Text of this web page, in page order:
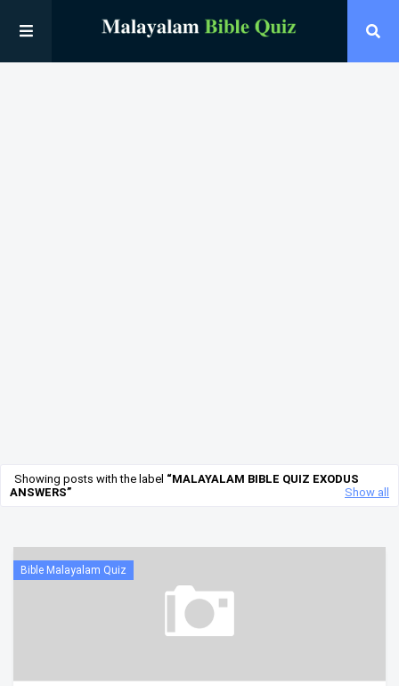
Showing posts with the label
MALAYALAM BIBLE QUIZ EXODUS
ANSWERS
Show all
Bible Malayalam Quiz